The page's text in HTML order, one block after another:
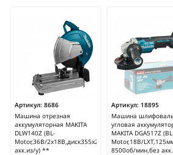
Артикул: 8686
Машина отрезная
аккумуляторная MAKITA
DLW140Z (BL-
Motor,36В/2х18В,диск355х25.4мм,без
акк.из/у) **
Артикул: 18895
Машина
угловая
MAKITA DGA517Z
Motor,18В/
8500об/мин,без